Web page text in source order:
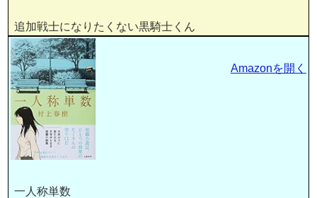
追加戦士になりたくない黒騎士くん
一人称単数
Amazonを開く